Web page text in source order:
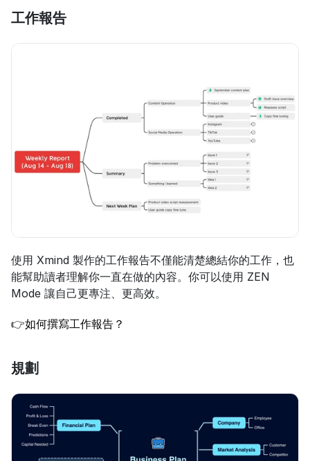
工作報告
使用 Xmind 製作的工作報告不僅能清楚總結你的工作，也
能幫助讀者理解你一直在做的內容。你可以使用 ZEN
Mode 讓自己更專注、更高效。
👉如何撰寫工作報告？
規劃